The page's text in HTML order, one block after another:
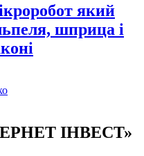
який
шприца і
ІНВЕСТ»